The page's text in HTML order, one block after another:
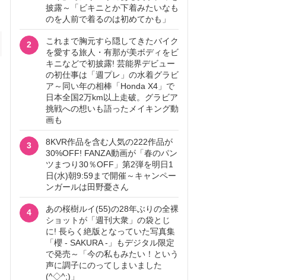
披露～「ビキニとか下着みたいなも
のを人前で着るのは初めてかも」
2
これまで胸元すら隠してきたバイク
を愛する旅人・有那が美ボディをビ
キニなどで初披露! 芸能界デビュー
の初仕事は「週プレ」の水着グラビ
ア～同い年の相棒「Honda X4」で
日本全国2万km以上走破。グラビア
挑戦への想いも語ったメイキング動
画も
3
8KVR作品を含む人気の222作品が
30%OFF! FANZA動画が「春のパン
ツまつり30％OFF」第2弾を明日1
日(水)朝9:59まで開催～キャンペー
ンガールは田野憂さん
4
あの桜樹ルイ(55)の28年ぶりの全裸
ショットが「週刊大衆」の袋とじ
に! 長らく絶版となっていた写真集
「櫻 - SAKURA -」もデジタル限定
で発売～「今の私もみたい！という
声に調子にのってしまいました
(^◇^;)」